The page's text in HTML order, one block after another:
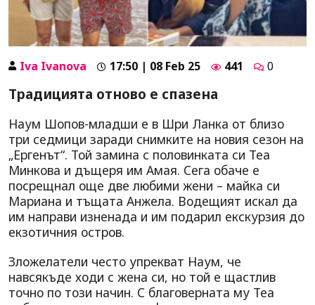
Iva Ivanova 17:50 | 08 Feb 25 441 0
Традицията отново е спазена
Наум Шопов-младши е в Шри Ланка от близо
три седмици заради снимките на новия сезон на
„Ергенът“. Той замина с половинката си Теа
Минкова и дъщеря им Амая. Сега обаче е
посрещнал още две любими жени – майка си
Мариана и тъщата Анжела. Водещият искал да
им направи изненада и им подарил екскурзия до
екзотичния остров.
Зложелатели често упрекват Наум, че
навсякъде ходи с жена си, но той е щастлив
точно по този начин. С благоверната му Теа